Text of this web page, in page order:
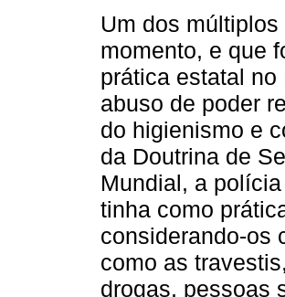
Um dos
momento, e que
prática estatal
abuso de poder
do higienismo e
da Doutrina de
Mundial, a
tinha como
considerando-os
como as
drogas, pessoas